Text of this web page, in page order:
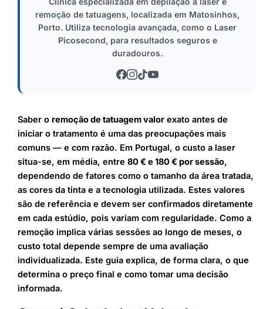
remoção de tatuagens, localizada em Matosinhos,
Porto. Utiliza tecnologia avançada, como o Laser
Picosecond, para resultados seguros e
duradouros.
Saber oremoção de tatuagem valor exato antes de
iniciar o tratamento é uma das preocupações mais
comuns — e com razão. Em Portugal, o custo a laser
situa-se, em média, entre80 € e 180 € por sessão,
dependendo de fatores como o tamanho da área tratada,
as cores da tinta e a tecnologia utilizada. Estes valores
são de referência e devem ser confirmados diretamente
em cada estúdio, pois variam com regularidade. Como a
remoção implica várias sessões ao longo de meses, o
custo total depende sempre de uma avaliação
individualizada. Este guia explica, de forma clara, o que
determina o preço final e como tomar uma decisão
informada.